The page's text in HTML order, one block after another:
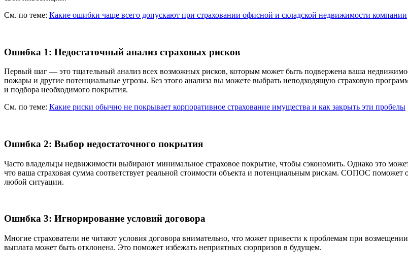
См. по теме: Какие ошибки чаще всего допускают при страховании офисной и складской недвижимости компании
Ошибка 1: Недостаточный анализ страховых рисков
Первый шаг — это тщательный анализ всех возможных рисков, которым может быть подвержена ваша
пожары и другие потенциальные угрозы. Без этого анализа вы можете выбрать неподходящую страховую
и подбора необходимого покрытия.
См. по теме: Какие риски обычно не покрывает корпоративное страхование имущества и как закрыть эти пробелы
Ошибка 2: Выбор недостаточного покрытия
Часто владельцы недвижимости выбирают минимальное страховое покрытие, чтобы сэкономить. Однако это
что ваша страховая сумма соответствует реальной стоимости объекта и потенциальным рискам. СОПОС
любой ситуации.
Ошибка 3: Игнорирование условий договора
Многие страхователи не читают условия договора внимательно, что может привести к проблемам при
выплата может быть отклонена. Это поможет избежать неприятных сюрпризов в будущем.